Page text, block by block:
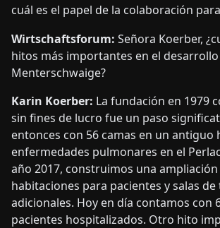
cuál es el papel de la colaboración
Wirtschaftsforum: Señora Koerber,
hitos más importantes en el desarrollo
Menterschwaige?
Karin Koerber: La fundación en 1979
sin fines de lucro fue un paso
entonces con 56 camas en un antiguo
enfermedades pulmonares en el
año 2017, construimos una
habitaciones para pacientes y salas de
adicionales. Hoy en día contamos con
pacientes hospitalizados. Otro hito